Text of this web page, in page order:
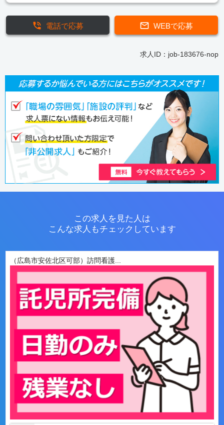
WEBで応募
電話で応募
求人ID：job-183676-nop
この求人を見た人は
こんな求人もチェックしています
（広島市安佐北区可部）訪問看護...